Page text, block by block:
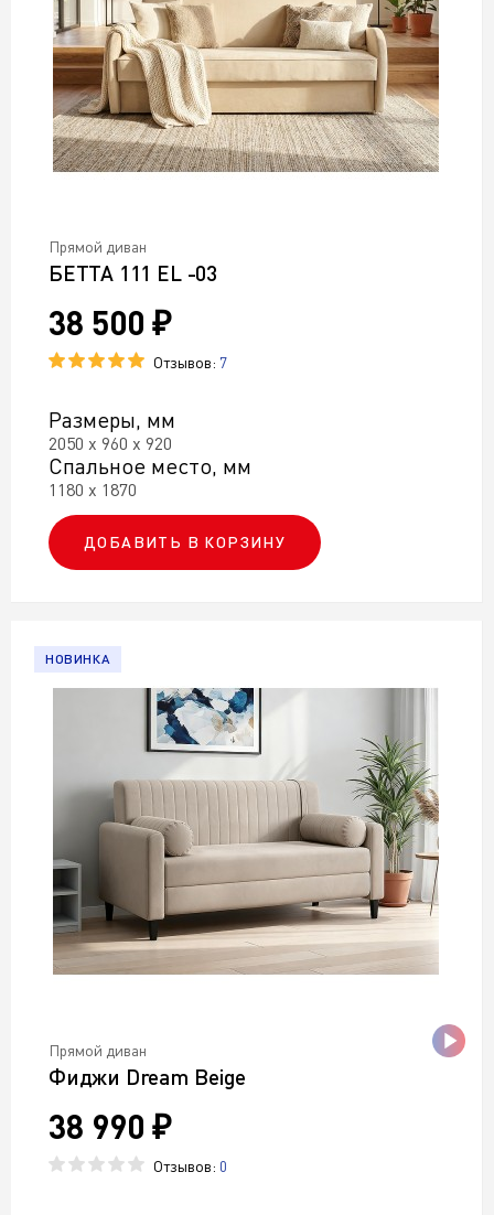
Прямой диван
БЕТТА 111 EL -03
38 500 ₽
Отзывов: 7
Размеры, мм
2050 х 960 х 920
Спальное место, мм
1180 х 1870
ДОБАВИТЬ В КОРЗИНУ
Прямой диван
Фиджи Dream Beige
38 990 ₽
Отзывов: 0
НОВИНКА